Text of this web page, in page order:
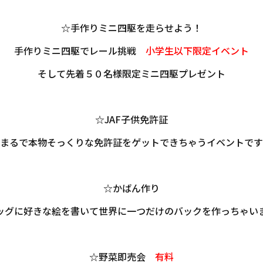
☆手作りミニ四駆を走らせよう！
手作りミニ四駆でレール挑戦 小学生以下限定イベント
そして先着５０名様限定ミニ四駆プレゼント
☆JAF子供免許証
まるで本物そっくりな免許証をゲットできちゃうイベントです
☆かばん作り
グに好きな絵を書いて世界に一つだけのバックを作っちゃい
☆野菜即売会 有料